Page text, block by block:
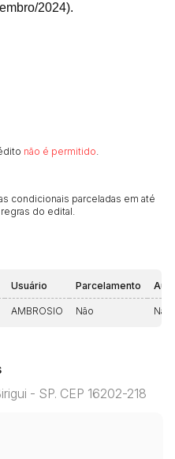
2024).
não é permitido
condicionais parceladas em até
do edital.
Usuário Parcelamento
AMBROSIO Não Não
- SP. CEP 16202-218